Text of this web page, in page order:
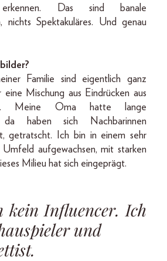
Das sind banale
nichts Spektakuläres. Und genau
Familie sind eigentlich ganz
eine Mischung aus Eindrücken aus
Meine Oma hatte lange
da haben sich Nachbarinnen
getratscht. Ich bin in einem sehr
aufgewachsen, mit starken
Milieu hat sich eingeprägt.
kein Influencer. Ich
und